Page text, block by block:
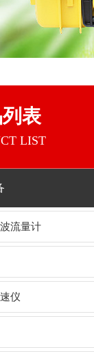
表
LIST
流量计
仪